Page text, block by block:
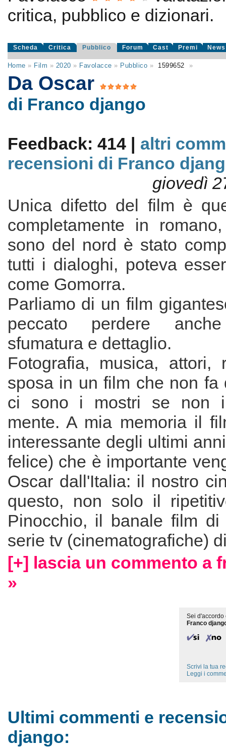
critica, pubblico e dizionari.
Scheda Critica Pubblico Forum Cast Premi News
Home » Film » 2020 » Favolacce » Pubblico » 1599652 »
Da Oscar
di Franco django
Feedback: 414 | altri
recensioni di Franco
giovedì
Unica difetto del film è
completamente in
sono del nord è stato
tutti i dialoghi, poteva
come Gomorra.
Parliamo di un film
peccato perdere
sfumatura e dettaglio.
Fotografia, musica, attori,
sposa in un film che non fa
ci sono i mostri se non
mente. A mia memoria il
interessante degli ultimi
felice) che è importante
Oscar dall'Italia: il nostro
questo, non solo il
Pinocchio, il banale film
serie tv (cinematografiche)
[+] lascia un commento a
»
Sei d'accordo
Franco
Scrivi la tua
Leggi i
Ultimi commenti e
django: